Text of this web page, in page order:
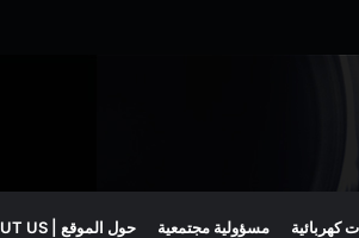
كهربائية مسؤولية مجتمعية حول الموقع | ABOUT US